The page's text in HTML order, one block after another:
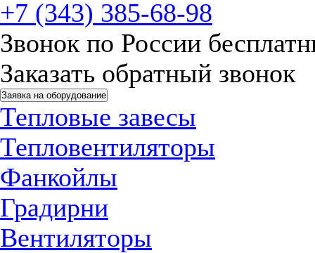
+7 (343) 385-68-98
Звонок по России
Заказать обратный звонок
Заявка на оборудование
Тепловые завесы
Тепловентиляторы
Фанкойлы
Градирни
Вентиляторы